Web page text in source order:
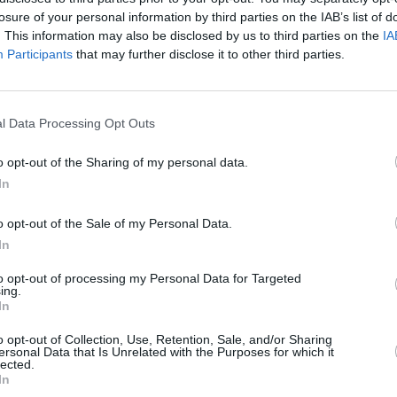
of your personal information by third parties on the IAB’s list of
This information may also be disclosed by us to third parties on the
Participants that may further disclose it to other third parties.
Data Processing Opt Outs
opt-out of the Sharing of my personal data.
opt-out of the Sale of my Personal Data.
opt-out of processing my Personal Data for Targeted
opt-out of Collection, Use, Retention, Sale, and/or Sharing
Data that Is Unrelated with the Purposes for which it
drei des echsenstarken Dino-Spektakels: Sam Neill kehrt mit einem
Ehepaar zur Saurierinsel zurück, um deren Sohn zu retten. Mit William
und Tea...
Jurassic Park III
Mäusejagd
Mäusejagd
dem letzten Flecken Festland - und bekommt es mit dem sadistischen
Hopper zu...
Film
Endzeitspektakel: Auf der überfluteten Erde sucht Kevin Costner
dem letzten Flecken Festland - und bekommt es mit dem sadistischen
Hopper zu...
Waterworld
Film
Park III